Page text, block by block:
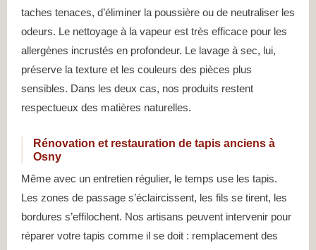
taches tenaces, d’éliminer la poussière ou de neutraliser les
odeurs. Le nettoyage à la vapeur est très efficace pour les
allergènes incrustés en profondeur. Le lavage à sec, lui,
préserve la texture et les couleurs des pièces plus
sensibles. Dans les deux cas, nos produits restent
respectueux des matières naturelles.
Rénovation et restauration de tapis anciens à
Osny
Même avec un entretien régulier, le temps use les tapis.
Les zones de passage s’éclaircissent, les fils se tirent, les
bordures s’effilochent. Nos artisans peuvent intervenir pour
réparer votre tapis comme il se doit : remplacement des